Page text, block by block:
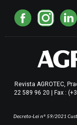
Revista AGROTEC,
22 589 96 20 | Fax :
Decreto-Lei nº 59/2021